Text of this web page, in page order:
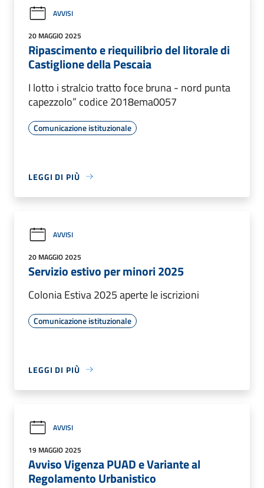
AVVISI
20 MAGGIO 2025
Ripascimento e riequilibrio del litorale di
Castiglione della Pescaia
I lotto i stralcio tratto foce bruna - nord punta
capezzolo” codice 2018ema0057
Comunicazione istituzionale
LEGGI DI PIÙ
AVVISI
20 MAGGIO 2025
Servizio estivo per minori 2025
Colonia Estiva 2025 aperte le iscrizioni
Comunicazione istituzionale
LEGGI DI PIÙ
AVVISI
19 MAGGIO 2025
Avviso Vigenza PUAD e Variante al
Regolamento Urbanistico